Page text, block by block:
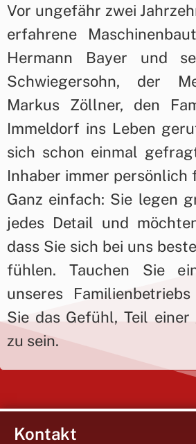
Vor ungefähr zwei
erfahrene
Hermann Bayer und
Schwiegersohn, der
Markus Zöllner, den
Immeldorf ins Leben
sich schon einmal
Inhaber immer persönlich
Ganz einfach: Sie legen
jedes Detail und
dass Sie sich bei uns
fühlen. Tauchen Sie
unseres
Sie das Gefühl, Teil einer
zu sein.
Kontakt